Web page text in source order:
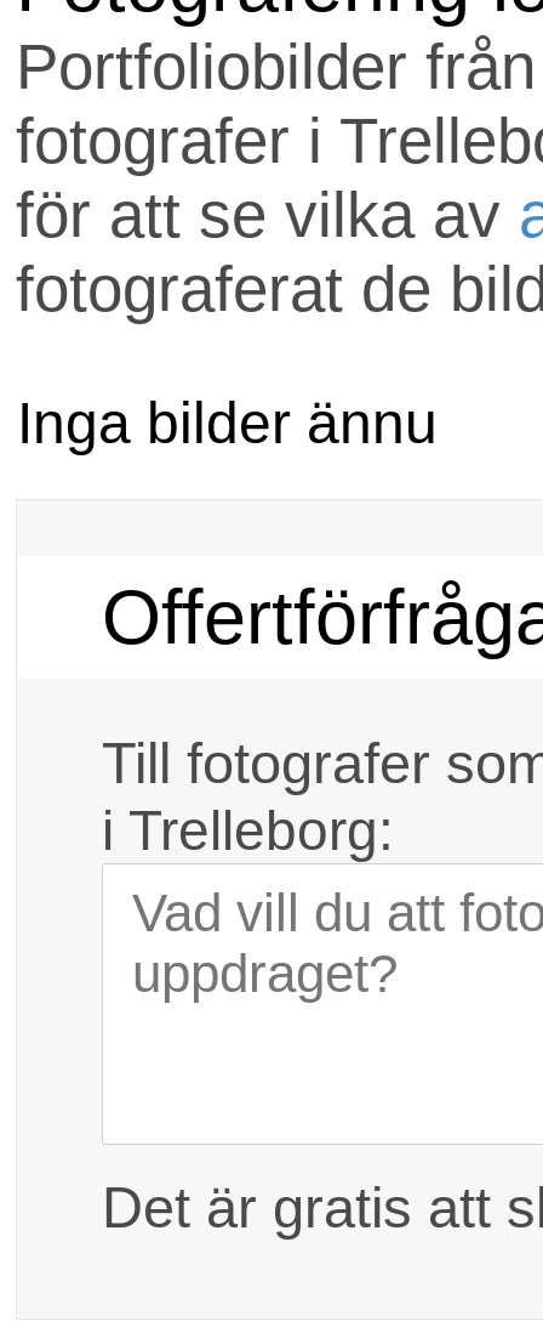
Uppdraget skickas
som är med hos
anlitafotograf.se.
Om ni har några
välkomna att maila
Portfoliobilder
fotografer i
för att se vilka av
fotograferat de
Inga bilder ännu
Till fotografer
i Trelleborg:
Dina
Det är gratis att